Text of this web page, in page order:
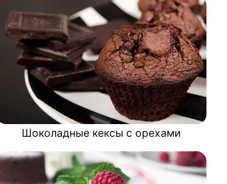
Шоколадные кексы с орехами